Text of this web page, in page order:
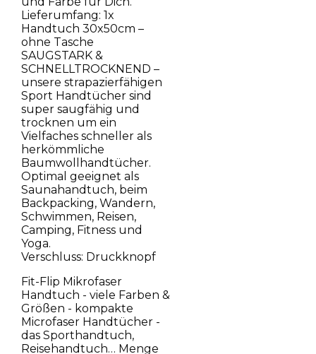
Lieferumfang: 1x
Handtuch 30x50cm –
ohne Tasche
SAUGSTARK &
SCHNELLTROCKNEND –
unsere strapazierfähigen
Sport Handtücher sind
super saugfähig und
trocknen um ein
Vielfaches schneller als
herkömmliche
Baumwollhandtücher.
Optimal geeignet als
Saunahandtuch, beim
Backpacking, Wandern,
Schwimmen, Reisen,
Camping, Fitness und
Yoga.
Verschluss: Druckknopf
Fit-Flip Mikrofaser
Handtuch - viele Farben &
Größen - kompakte
Microfaser Handtücher -
das Sporthandtuch,
Reisehandtuch… Menge